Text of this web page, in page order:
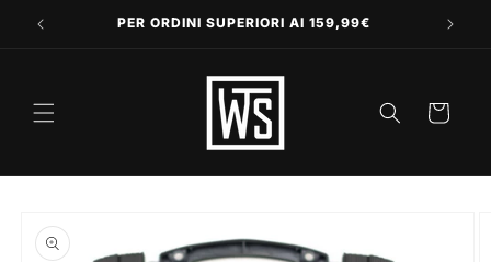
direttamentePER ORDINI SUPERIORI AI 159,99€
Carrello
informazioni
sul prodotto